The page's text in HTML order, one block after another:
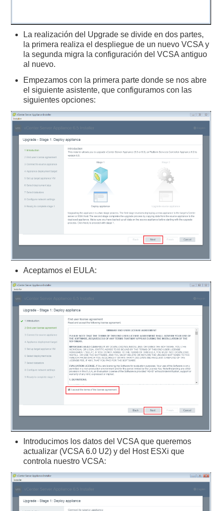
La realización del Upgrade se divide en dos partes,
la primera realiza el despliegue de un nuevo VCSA y
la segunda migra la configuración del VCSA antiguo
al nuevo.
Empezamos con la primera parte donde se nos abre
el siguiente asistente, que configuramos con las
siguientes opciones:
Aceptamos el EULA:
Introducimos los datos del VCSA que queremos
actualizar (VCSA 6.0 U2) y del Host ESXi que
controla nuestro VCSA: